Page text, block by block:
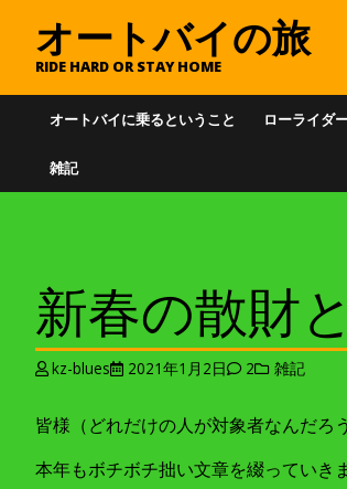
オートバイに乗るということ ローライダ
雑記
オートバイの旅
RIDE HARD OR STAY HOME
新春の散財
kz-blues 2021年1月2日 2 雑記
皆様（どれだけの人が対象者なんだ
本年もボチボチ拙い文章を綴ってい